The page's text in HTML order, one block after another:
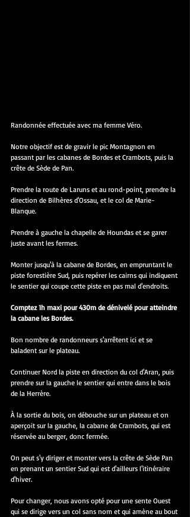
Randonnée effectuée avec ma femme Véro.
Notre objectif est de gravir le pic Montagnon en
passant par les cabanes de Bordes et Crambots, puis la
crête de Sède de Pan.
Prendre la route de Laruns et au rond-point, prendre la
direction de Bilhères d'Ossau, et le col de Marie-
Blanque.
Prendre à gauche la chapelle de Houndas et se garer
juste avant les fermes.
Monter jusqu'à la cabane de Bordes, en empruntant le
piste forestière Sud, puis repérer les cairns qui indiquent
le sentier qui coupe cette piste en pas mal d'endroits.
Comptez 1h maxi pour 430m de dénivelé pour atteindre
la cabane les Bordes.
Bon nombre de randonneurs s'arrêtent ici et se
baladent sur le plateau.
Continuer Nord la piste en direction du col d'Aran, puis
prendre sur la gauche le sentier qui entre dans le bois
de la Herrère.
À la sortie du bois, on débouche sur un plateau et on
aperçoit sur la gauche, la cabane de Crambots, qui est
réservée au berger, donc fermée.
On peut s'y diriger et monter vers la crête de Sède Pan
en prenant un sentier Sud qui est d'ailleurs l'itinéraire
d'hiver.
Pour changer, nous avons opté pour une sente Ouest
qui se dirige vers un col sans nom et qui amène au bout